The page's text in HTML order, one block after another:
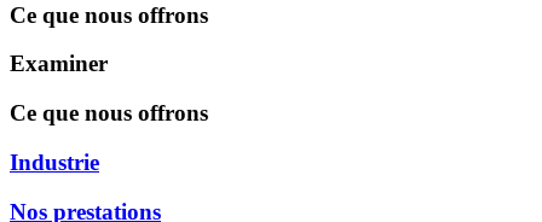
Ce que nous offrons
Examiner
Ce que nous offrons
Industrie
Nos prestations